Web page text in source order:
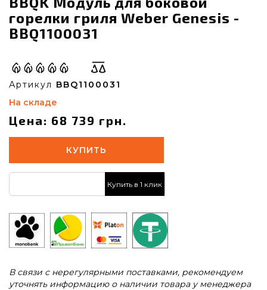
горелки гриля Weber Genesis -
BBQ1100031
Артикул BBQ1100031
На складе
Цена: 68 739 грн.
КУПИТЬ
Купить в 1 клик
В связи с нерегулярными поставками, рекомендуем
уточнять информацию о наличии товара у менеджера